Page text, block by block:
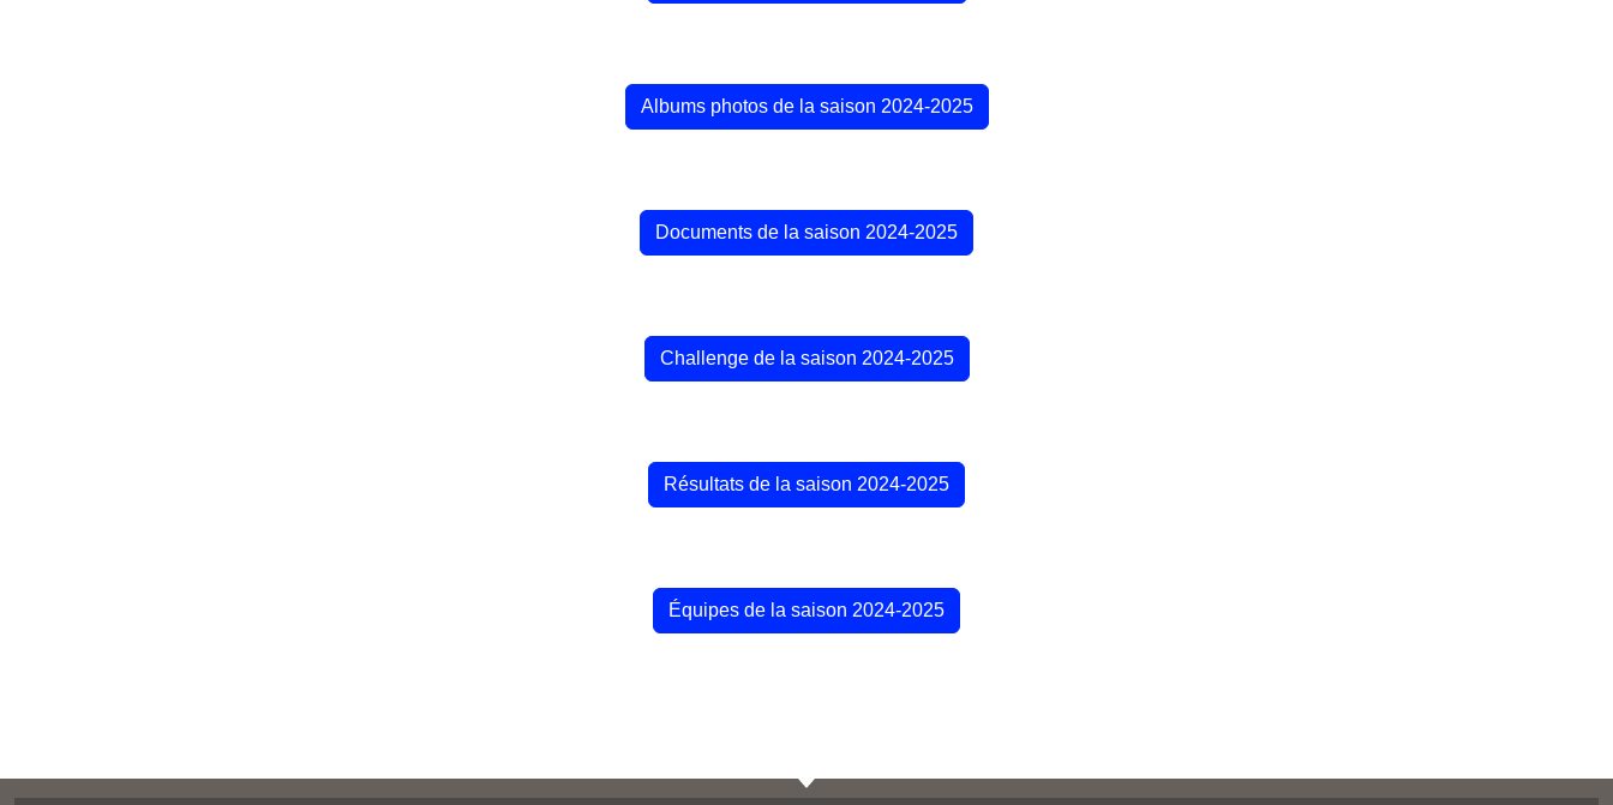
Albums photos de la saison 2024-2025
Documents de la saison 2024-2025
Challenge de la saison 2024-2025
Résultats de la saison 2024-2025
Équipes de la saison 2024-2025